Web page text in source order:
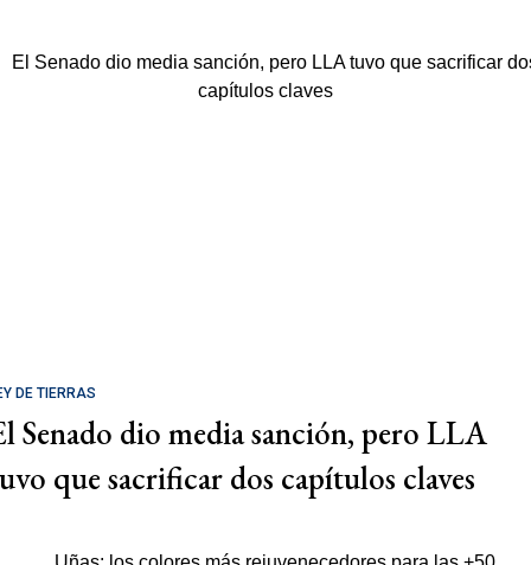
DE TIERRAS
Senado dio media sanción, pero LLA
que sacrificar dos capítulos claves